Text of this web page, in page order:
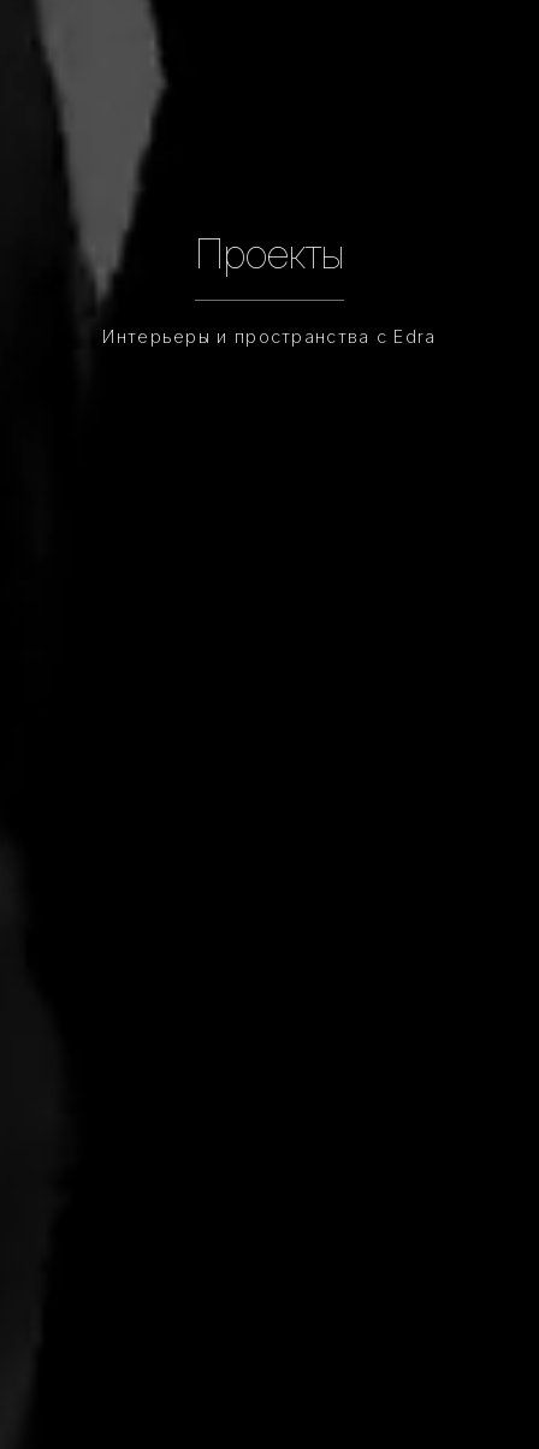
Проекты
Интерьеры и пространства с Edra